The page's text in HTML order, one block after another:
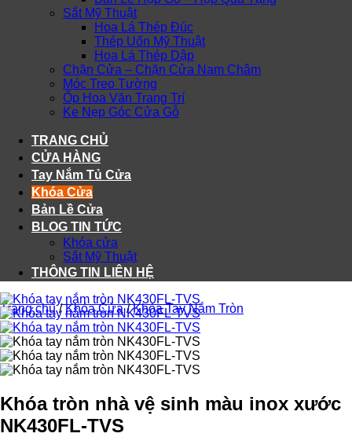
Sắt Mỹ Thuật
Hoa Lá Thép Đúc
Thép Uốn Mỹ Thuật
Hoa Lá Thép Dập
Chặn Cửa – Chặn Cửa Nam Châm
Móc Treo Tường
Ốp Hoa Văn Trang Trí
Ke Nẹp Góc Cửa Gỗ
TRANG CHỦ
CỬA HÀNG
Tay Nắm Tủ Cửa
Khóa Cửa
Bản Lề Cửa
BLOG TIN TỨC
Khóa cửa
Sắt Mỹ Thuật
THÔNG TIN LIÊN HỆ
Trang chủ / Khóa Cửa / Khóa Tay Nắm Tròn
Khóa tròn nhà vệ sinh màu inox xước
NK430FL-TVS